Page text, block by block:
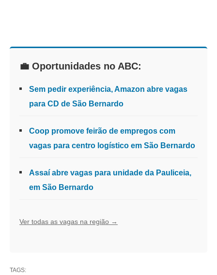
💼 Oportunidades no ABC:
Sem pedir experiência, Amazon abre vagas
para CD de São Bernardo
Coop promove feirão de empregos com
vagas para centro logístico em São Bernardo
Assaí abre vagas para unidade da Pauliceia,
em São Bernardo
Ver todas as vagas na região →
TAGS: